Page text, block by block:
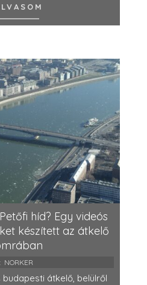
híd? Egy videós
készített az átkelő
NORKER
átkelő, belülről